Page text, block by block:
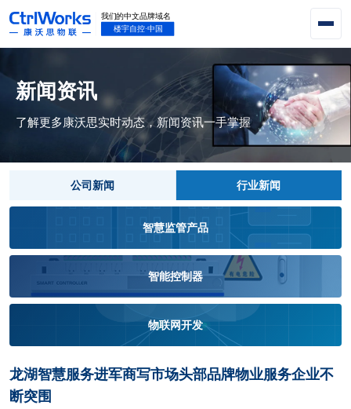
新闻资讯
了解更多康沃思实时动态，新闻资讯一手掌握
公司新闻 行业新闻
智慧监管产品
智能控制器
物联网开发
龙湖智慧服务进军商写市场头部品牌物业服务企业不
断突围